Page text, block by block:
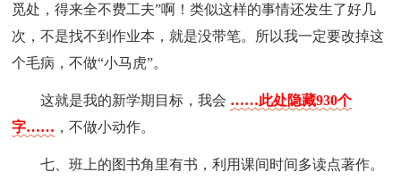
觅处，得来全不费工夫”啊！类似这样的事情还发生了好几
次，不是找不到作业本，就是没带笔。所以我一定要改掉这
个毛病，不做“小马虎”。
这就是我的新学期目标，我会 ……此处隐藏930个
字…… ，不做小动作。
七、班上的图书角里有书，利用课间时间多读点著作。